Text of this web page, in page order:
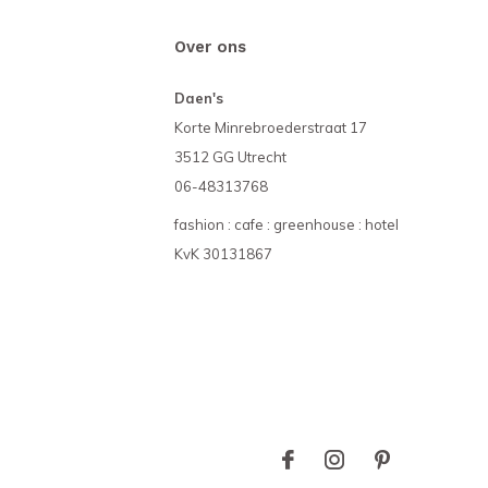
Over ons
Daen's
Korte Minrebroederstraat 17
3512 GG Utrecht
06-48313768
fashion : cafe : greenhouse : hotel
KvK 30131867